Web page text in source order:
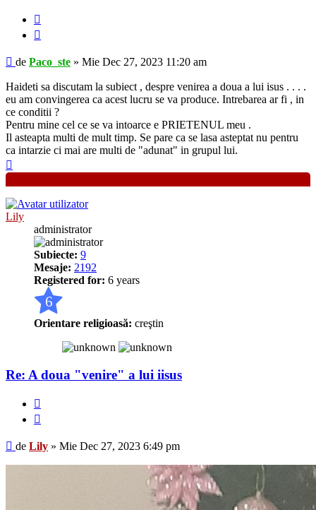
Mesaj
de Paco_ste » Mie Dec 27, 2023 11:20 am
Haideti sa discutam la subiect , despre venirea a doua a lui isus . . . .
eu am convingerea ca acest lucru se va produce. Intrebarea ar fi , in
ce conditii ?
Pentru mine cel ce se va intoarce e PRIETENUL meu .
Il asteapta multi de mult timp. Se pare ca se lasa asteptat nu pentru
ca intarzie ci mai are multi de "adunat" in grupul lui.
Lily
administrator
Subiecte: 9
Mesaje: 2192
Registered for: 6 years
6
Orientare religioasă: creştin
Re: A doua "venire" a lui iisus
Mesaj
de Lily » Mie Dec 27, 2023 6:49 pm